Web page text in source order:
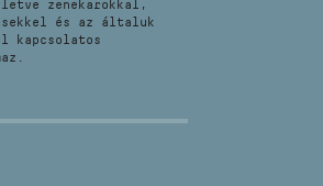
zenekarokkal,
és az általuk
kapcsolatos